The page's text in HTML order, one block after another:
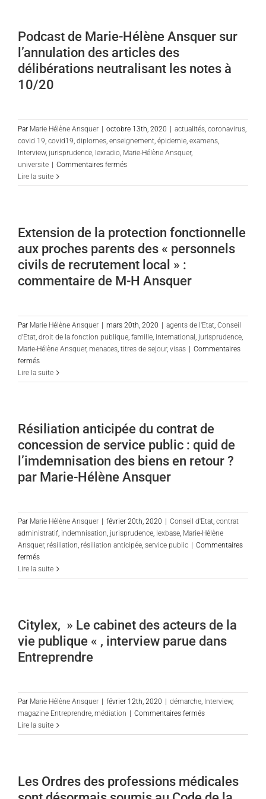
maire
aux
agents
de
n’est
manifestement
illégale
Podcast de Marie-Hélène Ansquer sur
l’annulation des articles des
délibérations neutralisant les notes à
10/20
Par Marie Hélène Ansquer octobre 13th, 2020 actualités, coronavirus,
covid 19, covid19, diplomes, enseignement, épidemie, examens,
Interview, jurisprudence, lexradio, Marie-Hélène Ansquer,
universite
Commentaires ferméssur
de
sur
l’annulation
des
articles
des
les
notes
à
Lire la suite
Extension de la protection fonctionnelle
aux proches parents des « personnels
civils de recrutement local » :
commentaire de M-H Ansquer
Par Marie Hélène Ansquer mars 20th, 2020 agents de l'Etat, Conseil
d'Etat, droit de la fonction publique, famille, international , jurisprudence,
Marie-Hélène Ansquer, menaces, titres de sejour, visas
Commentaires
ferméssur
Extension
de
aux
proches
parents
des
de
Ansquer
Lire la suite
Résiliation anticipée du contrat de
concession de service public : quid de
l’imdemnisation des biens en retour ?
par Marie-Hélène Ansquer
Par Marie Hélène Ansquer février 20th, 2020 Conseil d'Etat, contrat
administratif, indemnisation, jurisprudence, lexbase, Marie-Hélène
Ansquer, résiliation, résiliation anticipée, service public
Commentaires
ferméssur
Résiliation
anticipée
concession
de
public
de
l’imdemnisation
des
biens
par
Marie-
Lire la suite
Citylex, » Le cabinet des acteurs de la
vie publique « , interview parue dans
Entreprendre
Par Marie Hélène Ansquer février 12th, 2020 démarche, Interview,
magazine Entreprendre, médiation Commentaires ferméssur
»
acteurs
de
Lire la suite
Les Ordres des professions médicales